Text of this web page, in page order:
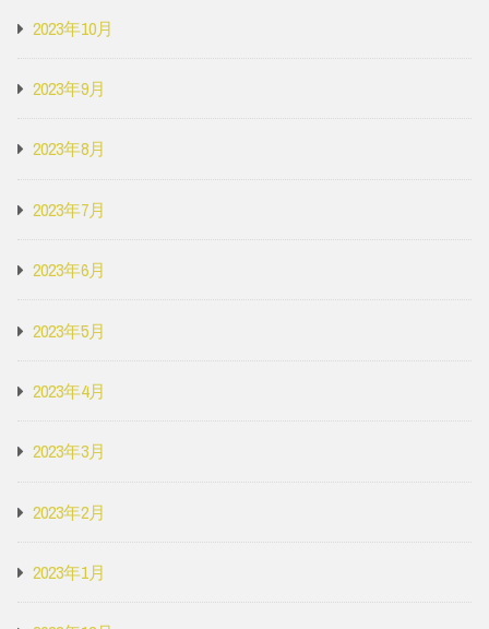
2023年10月
2023年9月
2023年8月
2023年7月
2023年6月
2023年5月
2023年4月
2023年3月
2023年2月
2023年1月